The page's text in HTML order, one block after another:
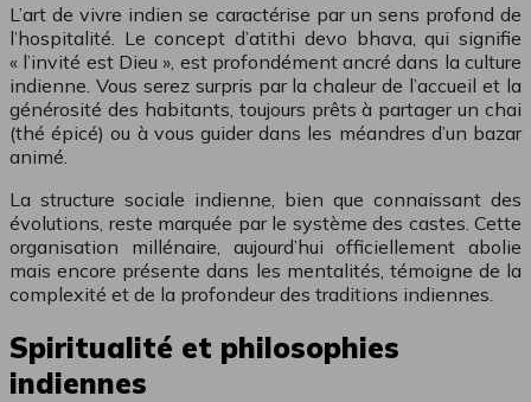
L’art de vivre indien se caractérise par un sens profond de
l’hospitalité. Le concept d’atithi devo bhava, qui signifie
« l’invité est Dieu », est profondément ancré dans la culture
indienne. Vous serez surpris par la chaleur de l’accueil et la
générosité des habitants, toujours prêts à partager un chai
(thé épicé) ou à vous guider dans les méandres d’un bazar
animé.
La structure sociale indienne, bien que connaissant des
évolutions, reste marquée par le système des castes. Cette
organisation millénaire, aujourd’hui officiellement abolie
mais encore présente dans les mentalités, témoigne de la
complexité et de la profondeur des traditions indiennes.
Spiritualité et philosophies
indiennes